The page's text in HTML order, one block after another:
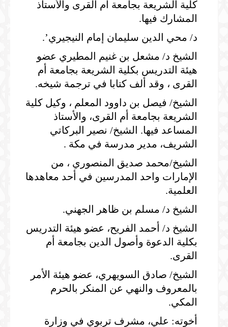
كلية الشريعة بجامعة أم القرى والأستاذ
المشارك فيها.
د/ محي الدين سليمان إمام النيجيري’.
الشيخ د/ مشعل بن غنيم المطيري عضو
هيئة التدريس بكلية الشريعة بجامعة أم
القرى ، وقد ألف كتابا في ترجمة شيخه.
الشيخ/ فيصل بن داوود المعلم ، وكيل كلية
الشريعة بجامعة أم القرى، والأستاذ
المساعد فيها. الشيخ/ نصير البركاتي
الشريف، مدير مدرسة في مكة .
الشيخ/محمد صديق المنصوري ، من
الإمارات واحد المدرسين في أحد معاهدها
العلمية.
الشيخ د/ مسلم بن ظاهر الجهني.
الشيخ د/ أحمد الفريح، عضو هيئة التدريس
بكلية الدعوة وأصول الدين بجامعة أم
القرى.
الشيخ/ صادق السويهري، عضو هيئة الأمر
بالمعروف والنهي عن المنكر بالحرم
المكي.
أخوته: علي، مشرف تربوي في وزارة